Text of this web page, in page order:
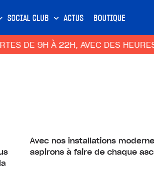
SOCIAL CLUB ACTUS BOUTIQUE
9H À 22H, AVEC DES HEURES
Avec nos installations
aspirons à faire de chaque